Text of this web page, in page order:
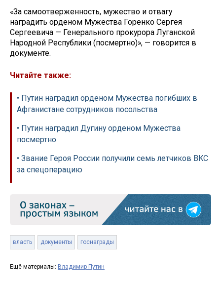
«За самоотверженность, мужество и отвагу
наградить орденом Мужества Горенко Сергея
Сергеевича — Генерального прокурора Луганской
Народной Республики (посмертно)», — говорится в
документе.
Читайте также:
• Путин наградил орденом Мужества погибших в
Афганистане сотрудников посольства
• Путин наградил Дугину орденом Мужества
посмертно
• Звание Героя России получили семь летчиков ВКС
за спецоперацию
власть документы госнаграды
Ещё материалы: Владимир Путин